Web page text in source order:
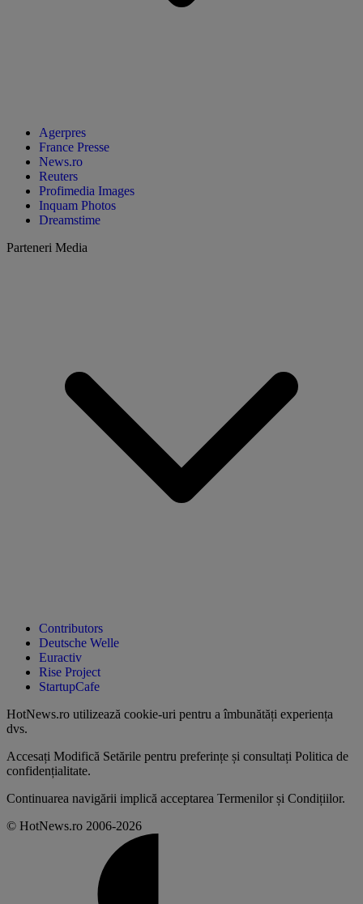
Agerpres
France Presse
News.ro
Reuters
Profimedia Images
Inquam Photos
Dreamstime
Parteneri Media
Contributors
Deutsche Welle
Euractiv
Rise Project
StartupCafe
HotNews.ro utilizează cookie-uri pentru a îmbunătăți experiența
dvs.
Accesați Modifică Setările pentru preferințe și consultați Politica de
confidențialitate.
Continuarea navigării implică acceptarea Termenilor și Condițiilor.
© HotNews.ro 2006-2026